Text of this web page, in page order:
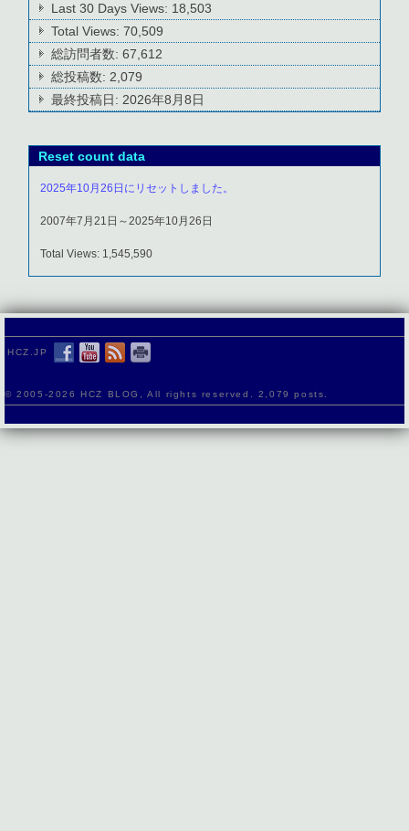
Last 30 Days Views: 18,503
Total Views:70,509
総訪問者数:67,612
総投稿数:2,079
最終投稿日:2026年8月8日
Reset count data
2025年10月26日にリセットしました。
2007年7月21日～2025年10月26日
Total Views: 1,545,590
HCZ.JP
© 2005-2026 HCZ BLOG, All rights reserved. 2,079 posts.